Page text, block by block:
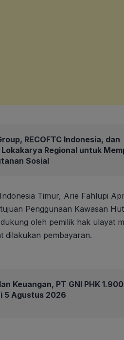
RECOFTC Indonesia, dan
Regional untuk
Sosial
Timur, Arie Fahlupi
Penggunaan Kawasan
oleh pemilik hak ulayat
dilakukan pembayaran.
Keuangan, PT GNI PHK 1.900
5 Agustus 2026